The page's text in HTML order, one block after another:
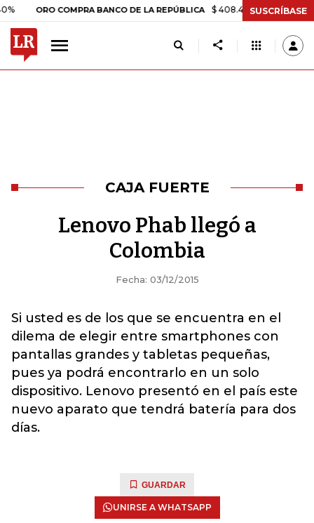
ORO COMPRA BANCO DE LA REPÚBLICA $ 408.498,97 +$ 8.753,81
SUSCRÍBASE
CAJA FUERTE
Lenovo Phab llegó a
Colombia
Fecha: 03/12/2015
Si usted es de los que se encuentra en el
dilema de elegir entre smartphones con
pantallas grandes y tabletas pequeñas,
pues ya podrá encontrarlo en un solo
dispositivo. Lenovo presentó en el país este
nuevo aparato que tendrá batería para dos
días.
GUARDAR
UNIRSE A WHATSAPP